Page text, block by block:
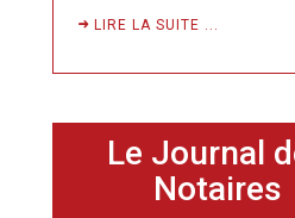
LIRE LA SUITE ...
Le Journal
Notaires